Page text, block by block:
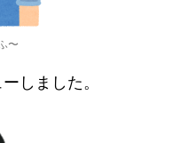
〜
しました。